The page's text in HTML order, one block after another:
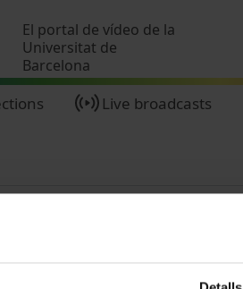
El portal de vídeo de la
Universitat de
Barcelona
Live broadcasts